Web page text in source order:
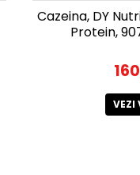
Cazeina, DY
Protein,
VEZI